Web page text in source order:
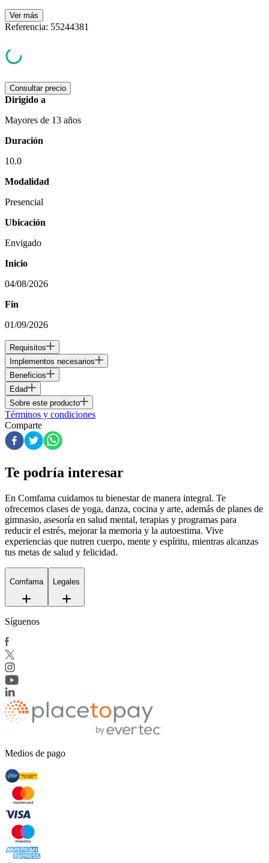
Ver más
Referencia: 55244381
Consultar precio
Dirigido a
Mayores de 13 años
Duración
10.0
Modalidad
Presencial
Ubicación
Envigado
Inicio
04/08/2026
Fin
01/09/2026
Requisitos
Implementos necesarios
Beneficios
Edad
Sobre este producto
Términos y condiciones
Comparte
Te podría interesar
En Comfama cuidamos tu bienestar de manera integral. Te
ofrecemos clases de yoga, danza, cocina y arte, además de planes de
gimnasio, asesoría en salud mental, terapias y programas para
reducir el estrés, mejorar la memoria y la autoestima. Vive
experiencias que nutren cuerpo, mente y espíritu, mientras alcanzas
tus metas de salud y felicidad.
Comfama Legales
Síguenos
Medios de pago